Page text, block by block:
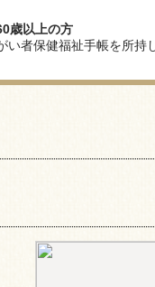
歳以上の方
い者保健福祉手帳を所持